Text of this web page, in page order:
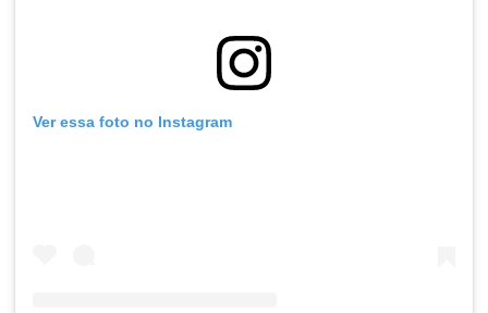
Ver essa foto no Instagram